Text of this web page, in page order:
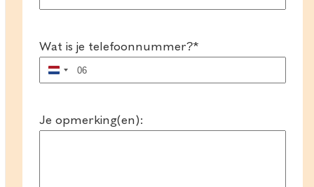
Wat is je telefoonnummer?*
Nederland
Je opmerking(en):